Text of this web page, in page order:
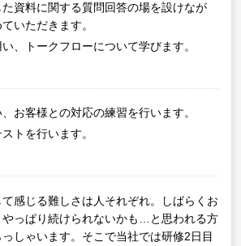
資料に関する質問回答の場を設けなが
いただきます。
、トークフローについて学びます。
お客様との対応の練習を行います。
トを行います。
感じる難しさは人それぞれ。しばらくお
っぱり続けられないかも…と思われる方
しゃいます。そこで当社では研修2日目